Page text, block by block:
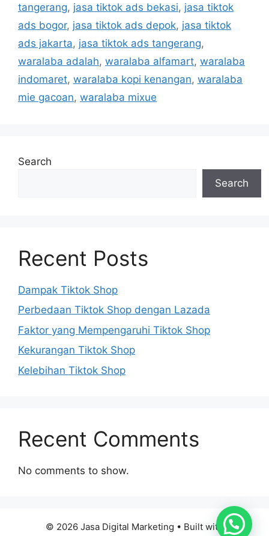
tangerang, jasa tiktok ads bekasi, jasa tiktok
ads bogor, jasa tiktok ads depok, jasa tiktok
ads jakarta, jasa tiktok ads tangerang,
waralaba adalah, waralaba alfamart, waralaba
indomaret, waralaba kopi kenangan, waralaba
mie gacoan, waralaba mixue
Search
Search
Recent Posts
Dampak Tiktok Shop
Perbedaan Tiktok Shop dengan Lazada
Faktor yang Mempengaruhi Tiktok Shop
Kekurangan Tiktok Shop
Kelebihan Tiktok Shop
Recent Comments
No comments to show.
© 2026 Jasa Digital Marketing • Built with